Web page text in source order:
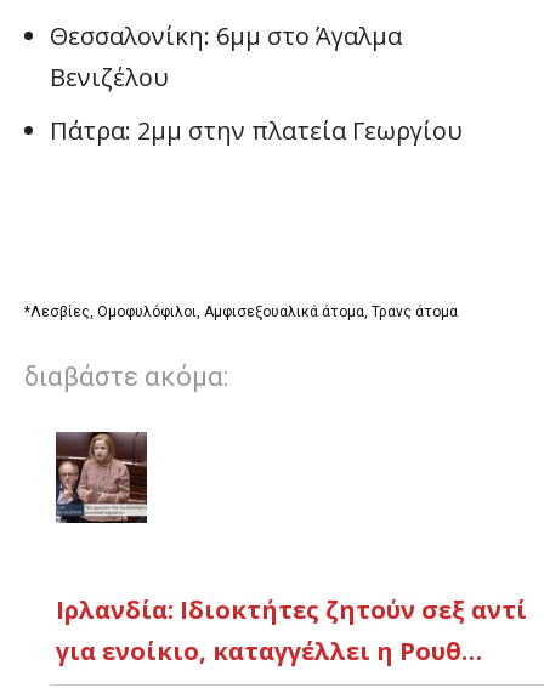
Θεσσαλονίκη: 6μμ στο Άγαλμα
Βενιζέλου
Πάτρα: 2μμ στην πλατεία Γεωργίου
*Λεσβίες, Ομοφυλόφιλοι, Αμφισεξουαλικά άτομα, Τρανς άτομα
διαβάστε ακόμα:
Ιρλανδία: Ιδιοκτήτες ζητούν σεξ αντί
για ενοίκιο, καταγγέλλει η Ρουθ…